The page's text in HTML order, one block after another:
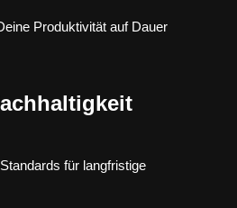
Produktivität auf Dauer
für langfristige